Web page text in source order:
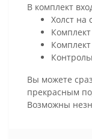
В комплект
Холст на
Вы можете
прекрасным
Возможны